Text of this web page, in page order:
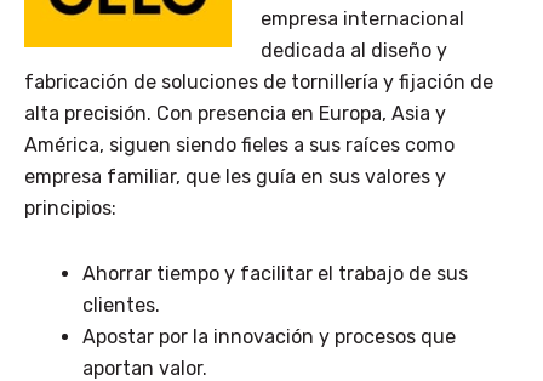
empresa internacional
dedicada al diseño y
fabricación de soluciones de tornillería y fijación de
alta precisión. Con presencia en Europa, Asia y
América, siguen siendo fieles a sus raíces como
empresa familiar, que les guía en sus valores y
principios:
Ahorrar tiempo y facilitar el trabajo de sus
clientes.
Apostar por la innovación y procesos que
aportan valor.